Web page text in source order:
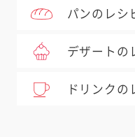
パンのレシ
デザートの
ドリンクの